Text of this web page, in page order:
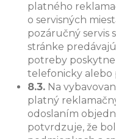
platného
o servisných
pozáručný servis
stránke
potreby
telefonicky alebo
8.3. Na
platný
odoslaním
potvrdzuje, že